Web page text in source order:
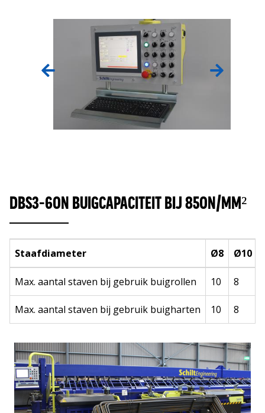
DBS3-60N BUIGCAPACITEIT BIJ 850N/MM²
Staafdiameter Ø8 Ø10
Max. aantal staven bij gebruik buigrollen 10 8
Max. aantal staven bij gebruik buigharten 10 8